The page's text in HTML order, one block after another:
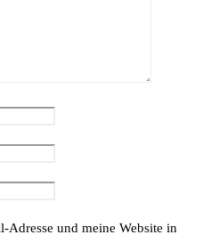
Adresse und meine Website in